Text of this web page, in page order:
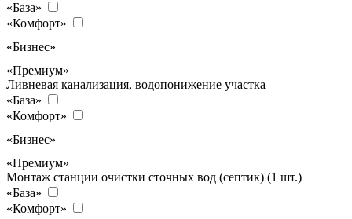
«База»
«Комфорт»
«Бизнес»
«Премиум»
Ливневая канализация, водопонижение участка
«База»
«Комфорт»
«Бизнес»
«Премиум»
Монтаж станции очистки сточных вод (септик) (1 шт.)
«База»
«Комфорт»